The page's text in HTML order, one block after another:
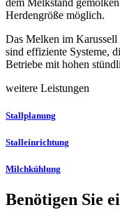
Herdengröße möglich.
Das Melken im
sind effiziente Systeme,
Betriebe mit hohen
weitere Leistungen
Stallplanung
Stalleinrichtung
Milchkühlung
Benötigen Sie